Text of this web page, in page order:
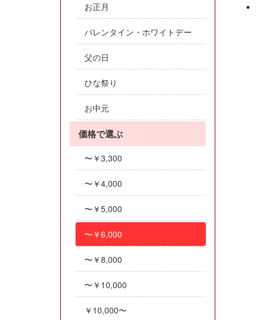
お正月
バレンタイン・ホワイトデー
父の日
ひな祭り
お中元
価格で選ぶ
〜￥3,300
〜￥4,000
〜￥5,000
〜￥6,000
〜￥8,000
〜￥10,000
￥10,000〜